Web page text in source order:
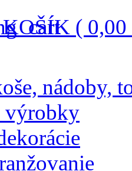
( 0,00
nádoby,
výrobky